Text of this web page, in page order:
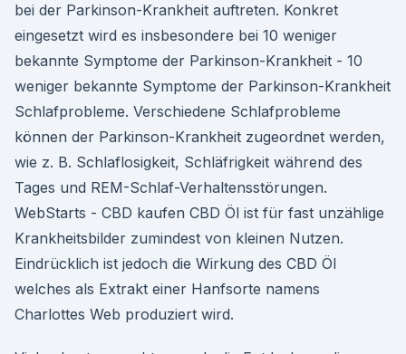
bei der Parkinson-Krankheit auftreten. Konkret
eingesetzt wird es insbesondere bei 10 weniger
bekannte Symptome der Parkinson-Krankheit - 10
weniger bekannte Symptome der Parkinson-Krankheit
Schlafprobleme. Verschiedene Schlafprobleme
können der Parkinson-Krankheit zugeordnet werden,
wie z. B. Schlaflosigkeit, Schläfrigkeit während des
Tages und REM-Schlaf-Verhaltensstörungen.
WebStarts - CBD kaufen CBD Öl ist für fast unzählige
Krankheitsbilder zumindest von kleinen Nutzen.
Eindrücklich ist jedoch die Wirkung des CBD Öl
welches als Extrakt einer Hanfsorte namens
Charlottes Web produziert wird.